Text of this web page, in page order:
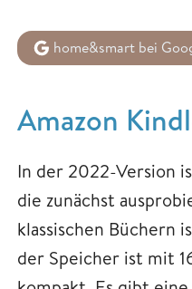
home&smart bei
Amazon
In der 2022-Version
die zunächst
klassischen Büchern
der Speicher ist mit